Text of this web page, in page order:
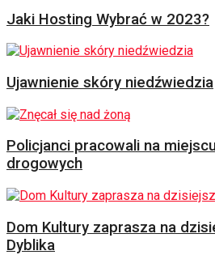
Jaki Hosting Wybrać w 2023?
Ujawnienie skóry niedźwiedzia
Policjanci pracowali na
drogowych
Dom Kultury zaprasza na
Dyblika